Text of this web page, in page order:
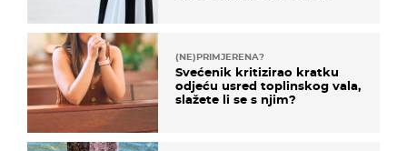
(NE)PRIMJERENA?
Svećenik kritizirao kratku
odjeću usred toplinskog vala,
slažete li se s njim?